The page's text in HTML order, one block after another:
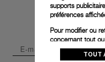
supports
préférences
Pour modifier ou
concernant tout
cliquez sur «
politique desTOUT